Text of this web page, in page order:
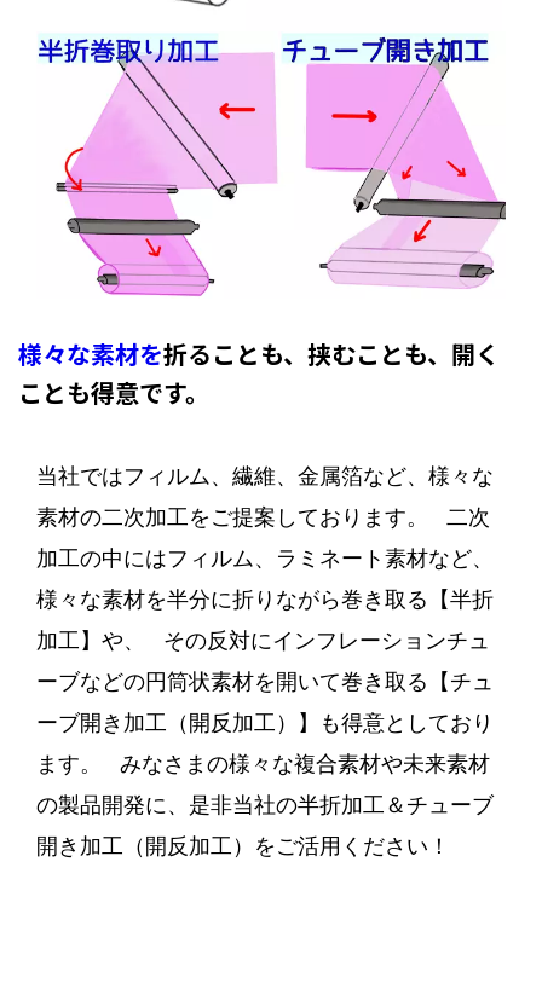
様々な素材を折ることも、 挟むことも、 開く
ことも得意です。
当社ではフィルム、繊維、金属箔など、様々な
素材の二次加工をご提案しております。
二次
加工の中にはフィルム、ラミネート素材など、
様々な素材を半分に折りながら巻き取る【半折
加工】や、
その反対にインフレーションチュ
ーブなどの円筒状素材を開いて巻き取る【チュ
ーブ開き加工（開反加工）】も得意としており
ます。
みなさまの様々な複合素材や未来素材
の製品開発に、是非当社の半折加工＆チューブ
開き加工（開反加工）をご活用ください！